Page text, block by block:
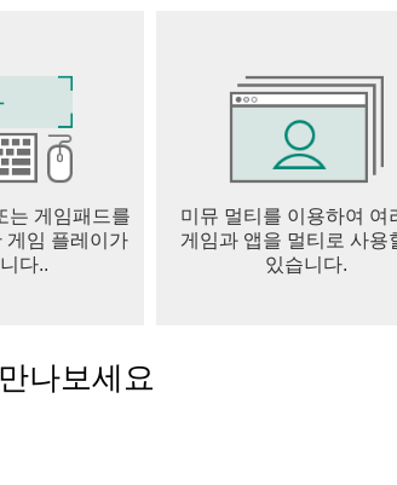
는 게임패드를
게임 플레이가
다..
미뮤 멀티를 이용하여 여
게임과 앱을 멀티로 사용
있습니다.
나보세요